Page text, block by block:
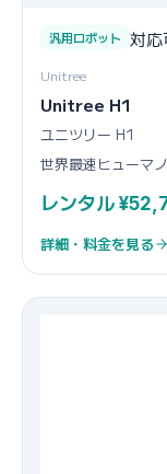
汎用ロボット 対応
Unitree
Unitree H1
ユニツリー H1
世界最速ヒューマ
レンタル
詳細・料金を見る